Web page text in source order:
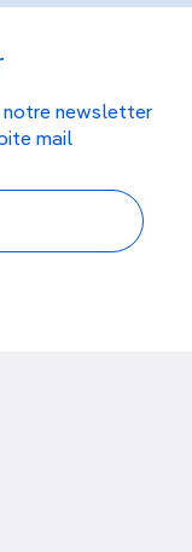
notre newsletter
mail